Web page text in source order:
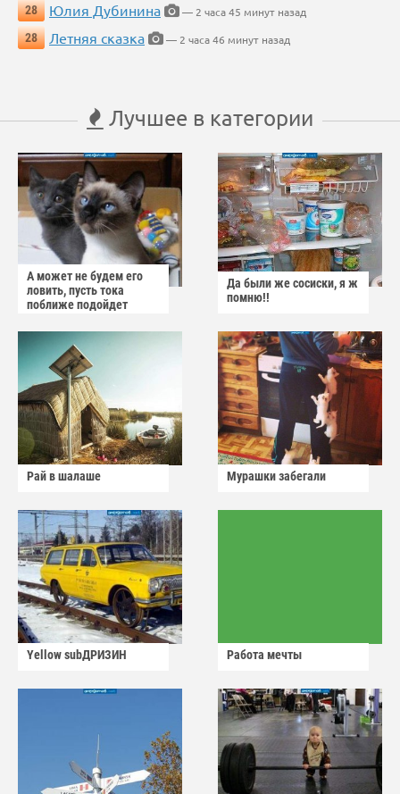
28
Юлия Дубинина
— 2 часа 45 минут назад
28
Летняя сказка — 2 часа 46 минут назад
Лучшее в категории
А может не будем его
ловить, пусть тока
поближе подойдет
Да были же сосиски, я ж
помню!!
Рай в шалаше Мурашки забегали
Yellow subДРИЗИН Работа мечты